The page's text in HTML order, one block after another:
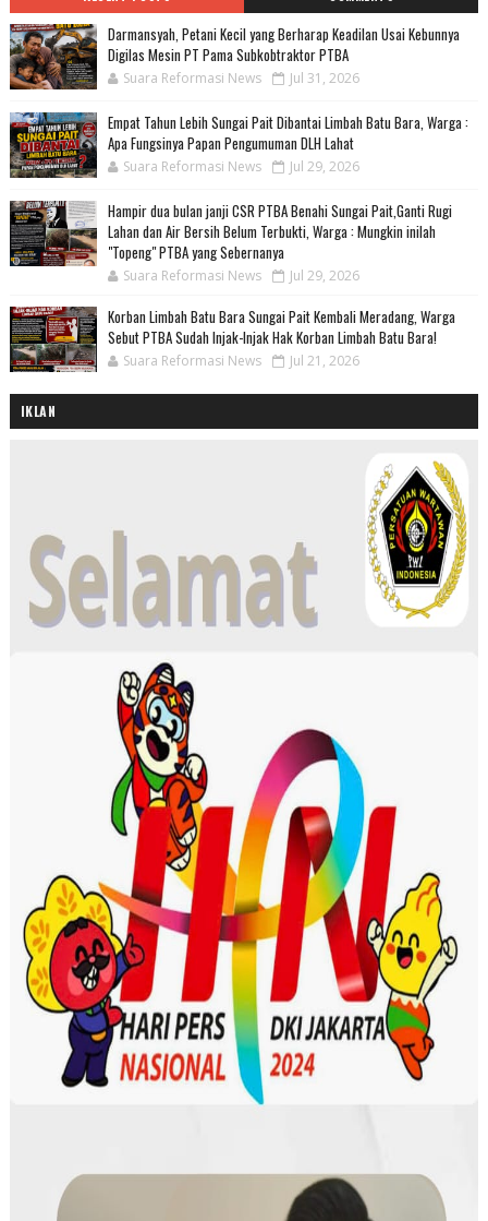
Darmansyah, Petani Kecil yang Berharap Keadilan Usai Kebunnya
Digilas Mesin PT Pama Subkobtraktor PTBA
Suara Reformasi News Jul 31, 2026
Empat Tahun Lebih Sungai Pait Dibantai Limbah Batu Bara, Warga :
Apa Fungsinya Papan Pengumuman DLH Lahat
Suara Reformasi News Jul 29, 2026
Hampir dua bulan janji CSR PTBA Benahi Sungai Pait,Ganti Rugi
Lahan dan Air Bersih Belum Terbukti, Warga : Mungkin inilah
"Topeng" PTBA yang Sebernanya
Suara Reformasi News Jul 29, 2026
Korban Limbah Batu Bara Sungai Pait Kembali Meradang, Warga
Sebut PTBA Sudah Injak-Injak Hak Korban Limbah Batu Bara!
Suara Reformasi News Jul 21, 2026
IKLAN